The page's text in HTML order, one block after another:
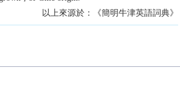
以上來源於：《簡明牛津英語詞典》